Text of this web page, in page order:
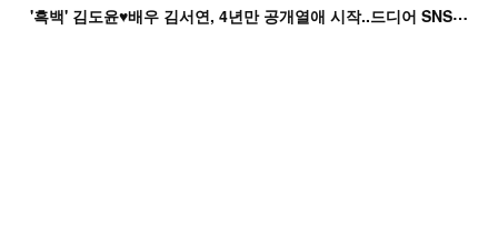
'
흑백' 김도윤♥배우 김서연, 4년만 공개열애 시작..드디어 SNS에 노출 [핫피...